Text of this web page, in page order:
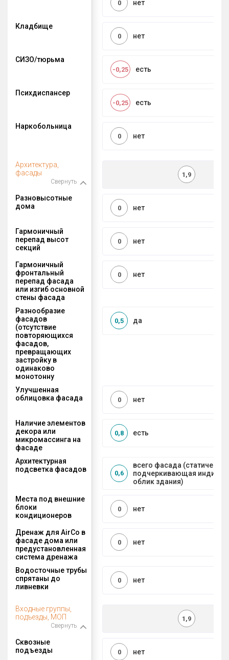
нет
0
Кладбище
нет
0
СИЗО/тюрьма
есть
-0,25
Психдиспансер
есть
-0,25
Наркобольница
нет
0
Архитектура,
фасады
Свернуть
1,9
Разновысотные
дома
нет
0
Гармоничный
перепад высот
секций
нет
0
Гармоничный
фронтальный
перепад фасада
или изгиб основной
стены фасада
нет
0
Разнообразие
фасадов
(отсутствие
повторяющихся
фасадов,
превращающих
застройку в
одинаково
монотонну
да
0,5
Улучшенная
облицовка фасада
нет
0
Наличие элементов
декора или
микромассинга на
фасаде
есть
0,8
Архитектурная
подсветка фасадов
всего фасада
подчеркивающая
облик здания)
0,6
Места под внешние
блоки
кондиционеров
нет
0
Дренаж для AirCo в
фасаде дома или
предустановленная
система дренажа
нет
0
Водосточные трубы
спрятаны до
ливневки
нет
0
Входные группы,
подъезды, МОП
Свернуть
1,9
Сквозные
подъезды
нет
0